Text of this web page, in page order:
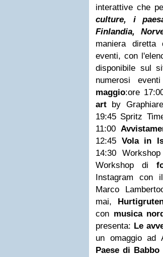
interattive che
culture, i
Finlandia,
maniera diretta
eventi, con
disponibile sul
numerosi
maggio:ore
art by Graphiare
19:45 Spritz
11:00
12:45 Vola in
14:30
Workshop di
Instagram con
Marco Lamberto
mai,
con musica
presenta: Le
un omaggio ad
Paese di Babbo